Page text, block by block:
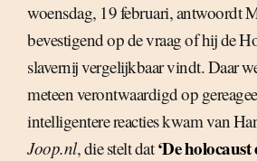
woensdag, 19 februari, antwoordt
bevestigend op de vraag of hij de
slavernij vergelijkbaar vindt. Daar
meteen verontwaardigd op
intelligentere reacties kwam van
Joop.nl, die stelt dat‘De